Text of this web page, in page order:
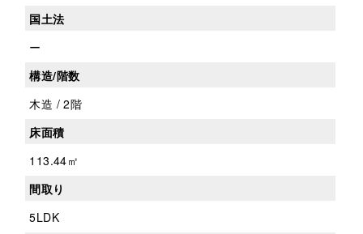
国土法
ー
構造/階数
木造 / 2階
床面積
113.44㎡
間取り
5LDK